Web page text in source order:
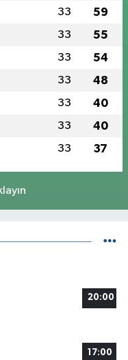
33 59
33 55
33 54
33 48
33 40
33 40
33 37
20:00
17:00